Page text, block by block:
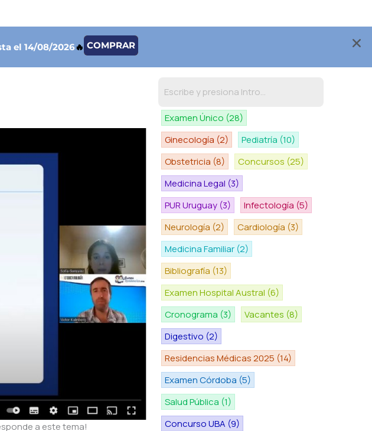
el 14/08/2026🔥 COMPRAR
a este tema!
Examen Único (28)
Ginecología (2) Pediatría (10)
Obstetricia (8) Concursos (25)
Medicina Legal (3)
PUR Uruguay (3) Infectología (5)
Neurología (2) Cardiología (3)
Medicina Familiar (2)
Bibliografía (13)
Examen Hospital Austral (6)
Cronograma (3) Vacantes (8)
Digestivo (2)
Residencias Médicas 2025 (14)
Examen Córdoba (5)
Salud Pública (1)
Concurso UBA (9)